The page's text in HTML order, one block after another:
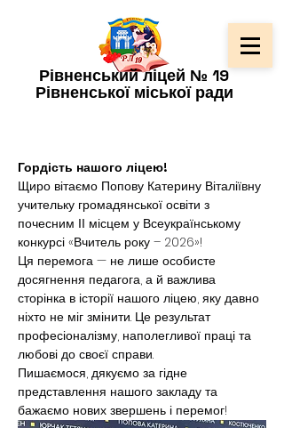
Рівненський ліцей № 19
Рівненської міської ради
Гордість нашого ліцею!
Щиро вітаємо Попову Катерину Віталіївну
учительку громадянської освіти з
почесним ІІ місцем у Всеукраїнському
конкурсі «Вчитель року – 2026»!
Ця перемога — не лише особисте
досягнення педагога, а й важлива
сторінка в історії нашого ліцею, яку давно
ніхто не міг змінити. Це результат
професіоналізму, наполегливої праці та
любові до своєї справи.
Пишаємося, дякуємо за гідне
представлення нашого закладу та
бажаємо нових звершень і перемог!